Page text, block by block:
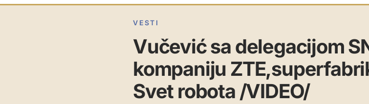
VESTI
Vučević sa delegacijom
kompaniju
Svet robota /VIDEO/